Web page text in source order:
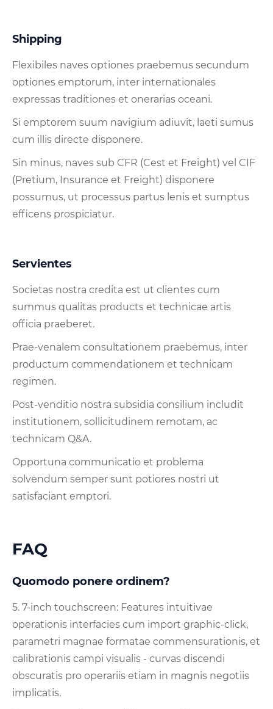
Shipping
Flexibiles naves optiones praebemus secundum
optiones emptorum, inter internationales
expressas traditiones et onerarias oceani.
Si emptorem suum navigium adiuvit, laeti sumus
cum illis directe disponere.
Sin minus, naves sub CFR (Cest et Freight) vel CIF
(Pretium, Insurance et Freight) disponere
possumus, ut processus partus lenis et sumptus
efficens prospiciatur.
Servientes
Societas nostra credita est ut clientes cum
summus qualitas products et technicae artis
officia praeberet.
Prae-venalem consultationem praebemus, inter
productum commendationem et technicam
regimen.
Post-venditio nostra subsidia consilium includit
institutionem, sollicitudinem remotam, ac
technicam Q&A.
Opportuna communicatio et problema
solvendum semper sunt potiores nostri ut
satisfaciant emptori.
FAQ
Quomodo ponere ordinem?
5. 7-inch touchscreen: Features intuitivae
operationis interfacies cum import graphic-click,
parametri magnae formatae commensurationis, et
calibrationis campi visualis - curvas discendi
obscuratis pro operariis etiam in magnis negotiis
implicatis.